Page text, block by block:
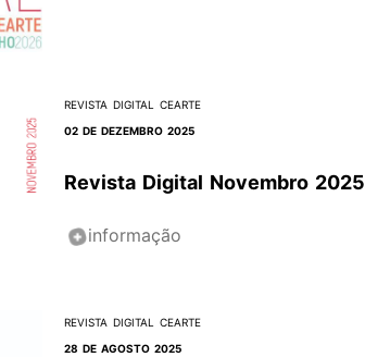
REVISTA DIGITAL CEARTE
02 DE DEZEMBRO 2025
Revista Digital Novembro 2025
informação
REVISTA DIGITAL CEARTE
28 DE AGOSTO 2025